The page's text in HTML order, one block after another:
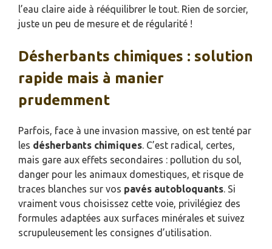
l’eau claire aide à rééquilibrer le tout. Rien de sorcier,
juste un peu de mesure et de régularité !
Désherbants chimiques : solution
rapide mais à manier
prudemment
Parfois, face à une invasion massive, on est tenté par
les désherbants chimiques. C’est radical, certes,
mais gare aux effets secondaires : pollution du sol,
danger pour les animaux domestiques, et risque de
traces blanches sur vos pavés autobloquants. Si
vraiment vous choisissez cette voie, privilégiez des
formules adaptées aux surfaces minérales et suivez
scrupuleusement les consignes d’utilisation.